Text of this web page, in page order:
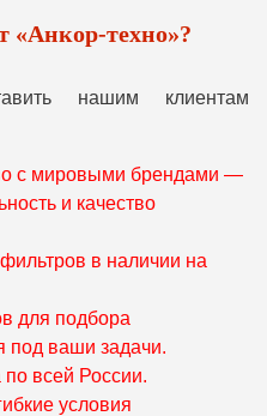
техно»?
нашим клиентам
с мировыми брендами —
и качество
в наличии на
для подбора
под ваши задачи.
всей России.
условия